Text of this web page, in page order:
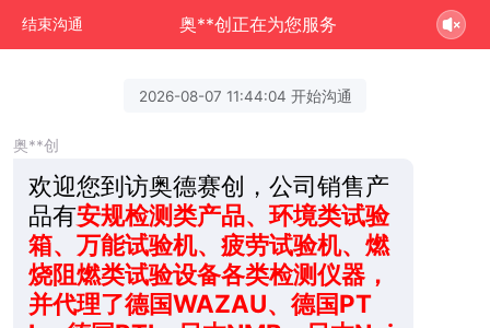
结束沟通 奥**创正在为您服务
2026-08-07 11:44:04 开始沟通
奥**创
欢迎您到访奥德赛创，公司销售产
品有安规检测类产品、环境类试验
箱、万能试验机、疲劳试验机、燃
烧阻燃类试验设备各类检测仪器，
并代理了德国WAZAU、德国PT